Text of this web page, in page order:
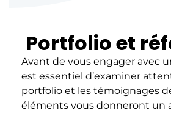
Portfolio et
Avant de vous engager avec
est essentiel d’examiner
portfolio et les témoignages
éléments vous donneront un